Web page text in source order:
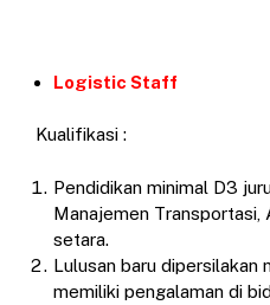
Logistic Staff
Kualifikasi :
Pendidikan minimal D3
Manajemen Transportasi,
setara.
Lulusan baru dipersilakan
memiliki pengalaman di